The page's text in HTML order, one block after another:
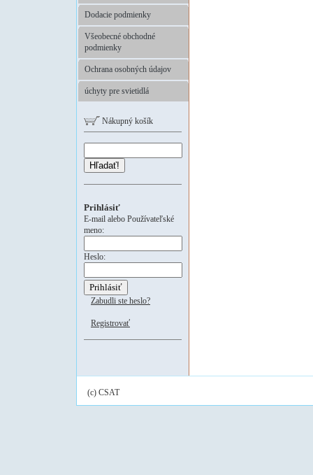
Dodacie podmienky
Všeobecné obchodné
podmienky
Ochrana osobných údajov
úchyty pre svietidlá
Nákupný košík
Hľadať!
Prihlásiť
E-mail alebo Používateľské
meno:
Heslo:
Zabudli ste heslo?
Registrovať
(c) CSAT